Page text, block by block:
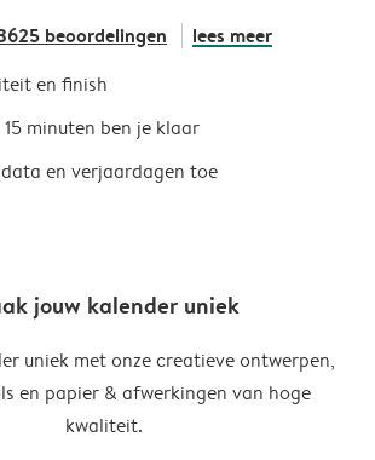
beoordelingen lees meer
en finish
minuten ben je klaar
en verjaardagen toe
jouw kalender uniek
uniek met onze creatieve ontwerpen,
en papier & afwerkingen van hoge
kwaliteit.